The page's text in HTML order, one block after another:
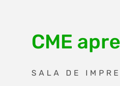
CME
SALA DE